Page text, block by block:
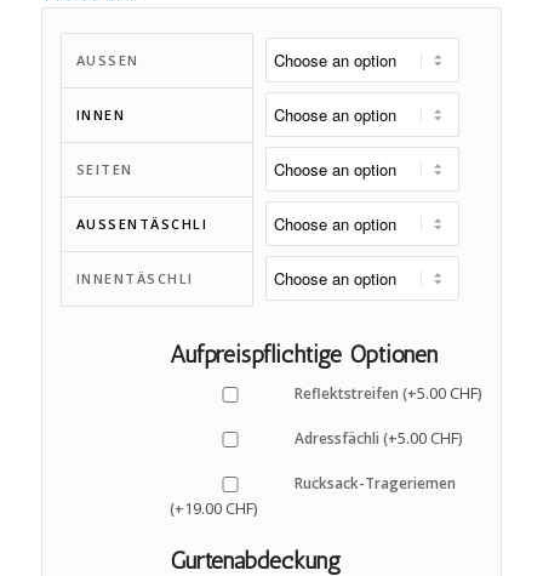
AUSSEN
INNEN
SEITEN
AUSSENTÄSCHLI
INNENTÄSCHLI
Aufpreispflichtige Optionen
Reflektstreifen (+5.00 CHF)
Adressfächli (+5.00 CHF)
Rucksack-Trageriemen
(+19.00 CHF)
Gurtenabdeckung